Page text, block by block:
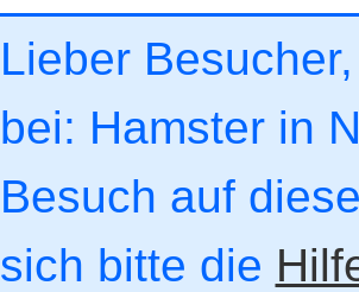
Lieber
bei: Hamster in
Besuch auf
sich bitte die